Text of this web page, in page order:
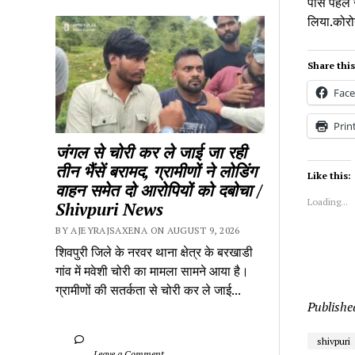
जंगल से चोरी कर ले जाई जा रही
तीन भैंसें बरामद, ग्रामीणों ने लोडिंग
वाहन समेत दो आरोपियों को दबोचा /
Shivpuri News
BY AJEYRAJSAXENA ON AUGUST 9, 2026
शिवपुरी जिले के नरवर थाना क्षेत्र के बरखाडी
गांव में मवेशी चोरी का मामला सामने आया है।
ग्रामीणों की सतर्कता से चोरी कर ले जाई...
Share
Like this:
Loading...
shivpuri